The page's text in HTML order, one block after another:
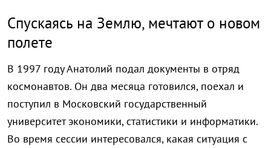
Спускаясь на Землю, мечтают о новом
полете
В 1997 году Анатолий подал документы в отряд
космонавтов. Он два месяца готовился, поехал и
поступил в Московский государственный
университет экономики, статистики и информатики.
Во время сессии интересовался, какая ситуация с